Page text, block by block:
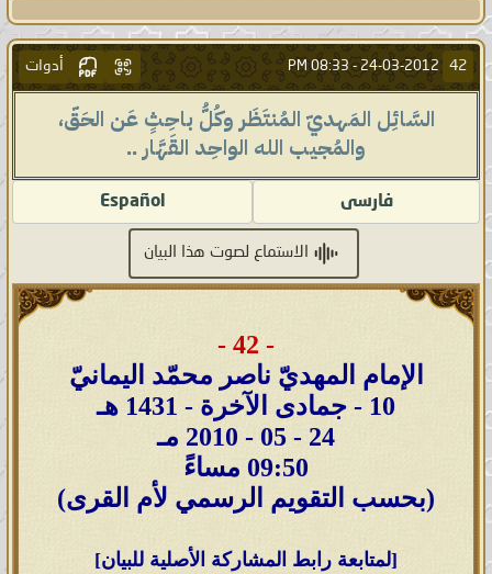
42
24-03-2012 -
08:33 PM أدوات
السَّائِل المَهديّ المُنتَظَر وكُلُّ باحِثٍ عَن الحَقّ،
والمُجيب الله الواحِد القَهَّار ..
فارسى Español
الاستماع لصوت هذا البيان
- 42 -
الإمام المهديّ ناصر محمّد اليمانيّ
10 - جمادى الآخرة - 1431 هـ
24 - 05 - 2010 مـ
09:50 مساءً
(بحسب التقويم الرسمي لأم القرى)
[لمتابعة رابط المشاركة الأصلية للبيان]